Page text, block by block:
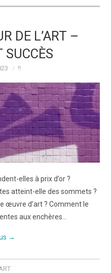
DE L’ART –
SUCCÈS
!!
elles à prix d’or ?
atteint-elle des sommets ?
œuvre d’art ? Comment le
aux enchères…
→